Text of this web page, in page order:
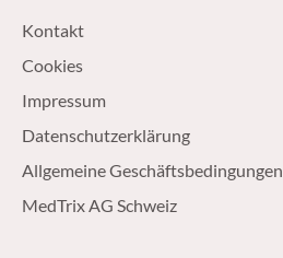
Kontakt
Cookies
Impressum
Datenschutzerklärung
Allgemeine Geschäftsbedingungen
MedTrix AG Schweiz